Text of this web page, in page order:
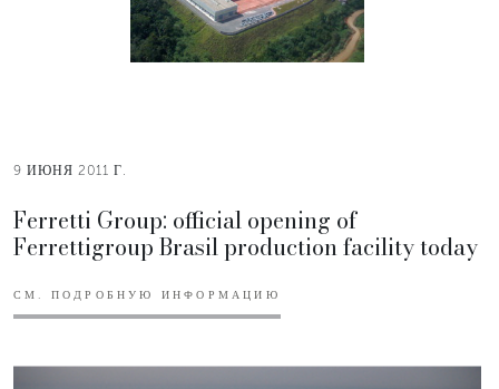
9 ИЮНЯ 2011 Г.
Ferretti Group: official opening of
Ferrettigroup Brasil production facility today
СМ. ПОДРОБНУЮ ИНФОРМАЦИЮ